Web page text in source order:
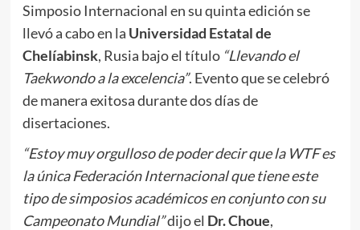
Simposio Internacional en su quinta edición se
llevó a cabo en la Universidad Estatal de
Chelíabinsk, Rusia bajo el título “Llevando el
Taekwondo a la excelencia”. Evento que se celebró
de manera exitosa durante dos días de
disertaciones.
“Estoy muy orgulloso de poder decir que la WTF es
la única Federación Internacional que tiene este
tipo de simposios académicos en conjunto con su
Campeonato Mundial”dijo el Dr. Choue,